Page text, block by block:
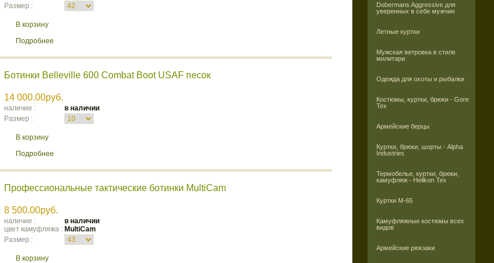
Dobermans Aggressive для
уверенных в себе мужчин
Летные куртки
Мужская ветровка в стиле
милитари
Одежда для охоты и рыбалки
Костюмы, куртки, брюки - Gore
Tex
Армейские берцы
Куртки, брюки, шорты - Alpha
Industries
Термобелье, куртки, брюки,
камуфляж - Helikon Tex
Куртки M-65
Камуфляжные костюмы всех
видов
Армейские рюкзаки
Размер :
В корзину
Подробнее
Ботинки Belleville 600 Combat Boot USAF песок
14 000.00руб.
наличие :
в наличии
Размер :
В корзину
Подробнее
Профессиональные тактические ботинки MultiCam
8 500.00руб.
наличие :
в наличии
цвет камуфляжа : MultiCam
Размер :
В корзину